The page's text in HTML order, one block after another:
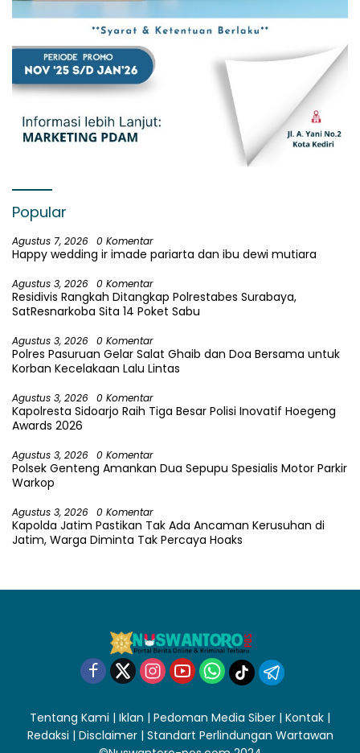
Popular
Agustus 7, 2026 0 Komentar
Happy wedding ir imade pariarta dan ibu dewi mutiara
Agustus 3, 2026 0 Komentar
Residivis Rangkah Ditangkap Polrestabes Surabaya,
SatResnarkoba Sita 14 Poket Sabu
Agustus 3, 2026 0 Komentar
Polres Pasuruan Gelar Salat Ghaib dan Doa Bersama untuk
Korban Kecelakaan Lalu Lintas
Agustus 3, 2026 0 Komentar
Kapolresta Sidoarjo Raih Tiga Besar Polisi Inovatif Hoegeng
Awards 2026
Agustus 3, 2026 0 Komentar
Polsek Genteng Amankan Dua Sepupu Spesialis Motor Parkir
Warkop
Agustus 3, 2026 0 Komentar
Kapolda Jatim Pastikan Tak Ada Ancaman Kerusuhan di
Jatim, Warga Diminta Tak Percaya Hoaks
Tentang Kami | Iklan | Pedoman Media Siber | Kontak |
Redaksi | Disclaimer| Standart Perlindungan Wartawan